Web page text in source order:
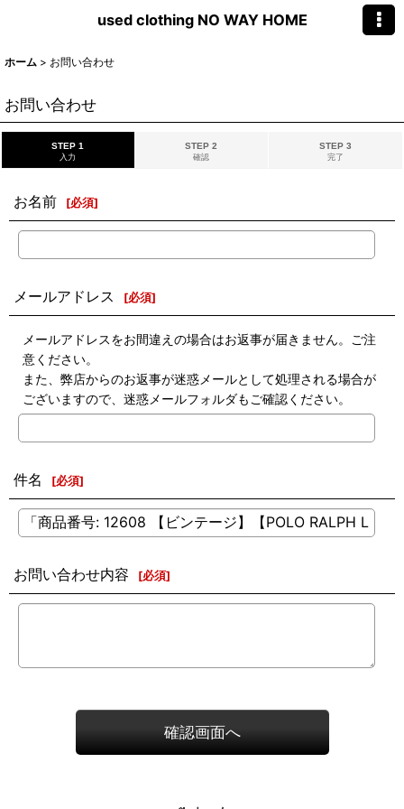
used clothing NO WAY HOME
ホーム > お問い合わせ
お問い合わせ
STEP 1
入力
STEP 2
確認
STEP 3
完了
お名前 [必須]
メールアドレス [必須]
メールアドレスをお間違えの場合はお返事が届きません。ご注
意ください。
また、弊店からのお返事が迷惑メールとして処理される場合が
ございますので、迷惑メールフォルダもご確認ください。
件名 [必須]
お問い合わせ内容 [必須]
確認画面へ